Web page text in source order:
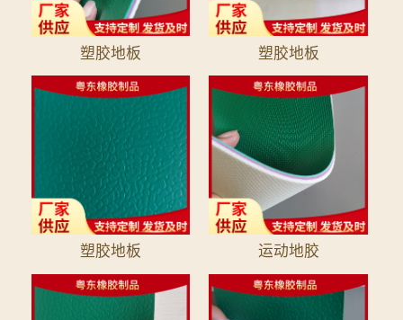
塑胶地板 塑胶地板
塑胶地板 运动地胶